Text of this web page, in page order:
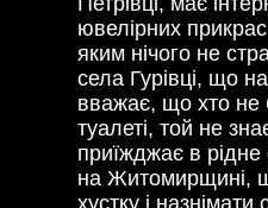
ювелірних
яким нічого не
села Гурівці, що
вважає, що хто не
туалеті, той не
приїжджає в
на Житомирщині,
хустку і назнімати